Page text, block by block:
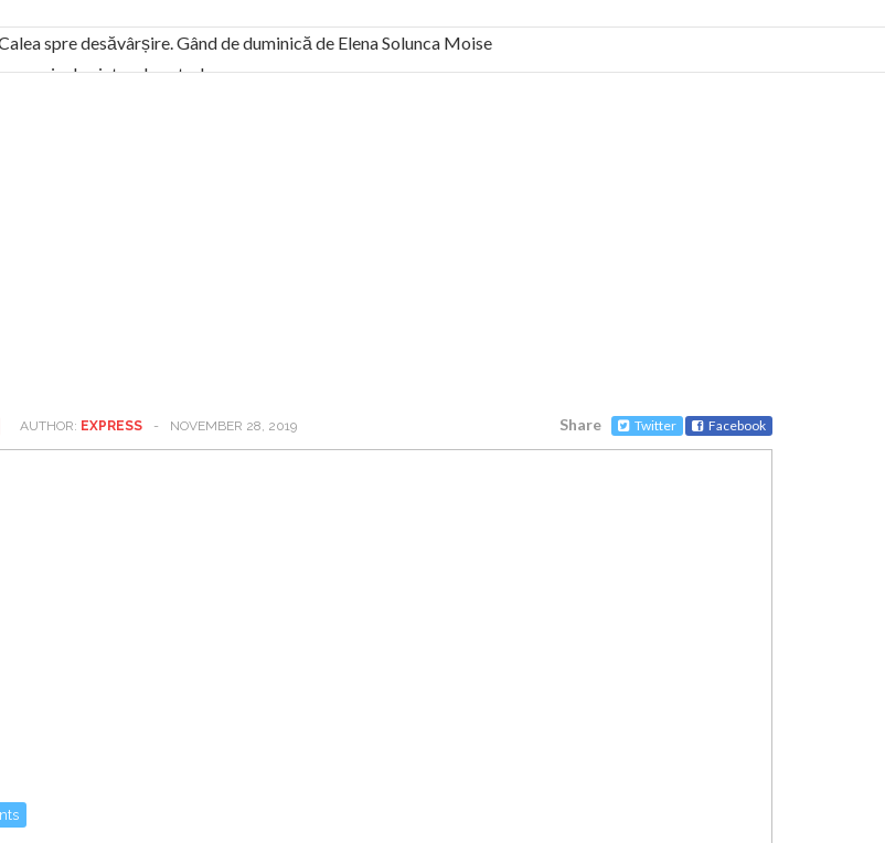
spre desăvârșire. Gând de duminică de Elena Solunca Moise
nevoie de ajutorul nostru!
AUTHOR: EXPRESS - NOVEMBER 28, 2019 Share Twitter Facebook